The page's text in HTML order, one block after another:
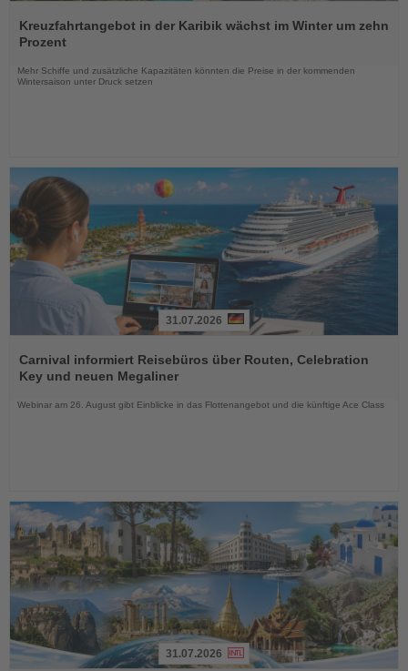
Sie
die
Kreuzfahrtangebot in der Karibik wächst im Winter um zehn
Prozent
Mehr Schiffe und zusätzliche Kapazitäten könnten die Preise in der kommenden
Wintersaison unter Druck setzen
Sie
die
Nachrichten
31.07.2026
Carnival informiert Reisebüros über Routen, Celebration
Key und neuen Megaliner
Webinar am 26. August gibt Einblicke in das Flottenangebot und die künftige Ace Class
31.07.2026